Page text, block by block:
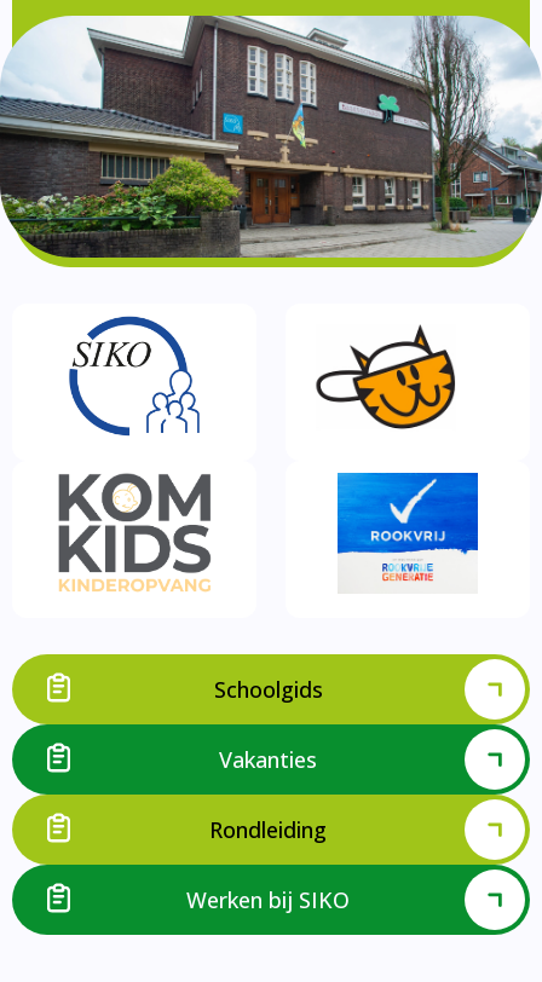
Schoolgids
Gezonde school
Kinderopvang
BSO
Routebeschrijving
Privacy
Schoolgids
Vakanties
Rondleiding
Werken bij SIKO